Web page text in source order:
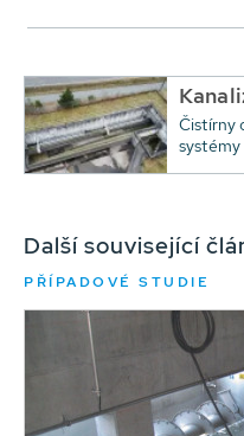
Čistírny
systémy
Další související
PŘÍPADOVÉ STUDIE